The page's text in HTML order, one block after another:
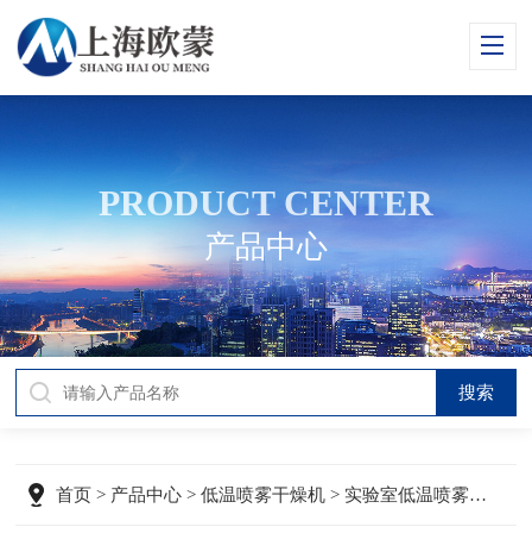
PRODUCT CENTER
产品中心
首页 > 产品中心 >低温喷雾干燥机 > 实验室低温喷雾干燥机OM-800D